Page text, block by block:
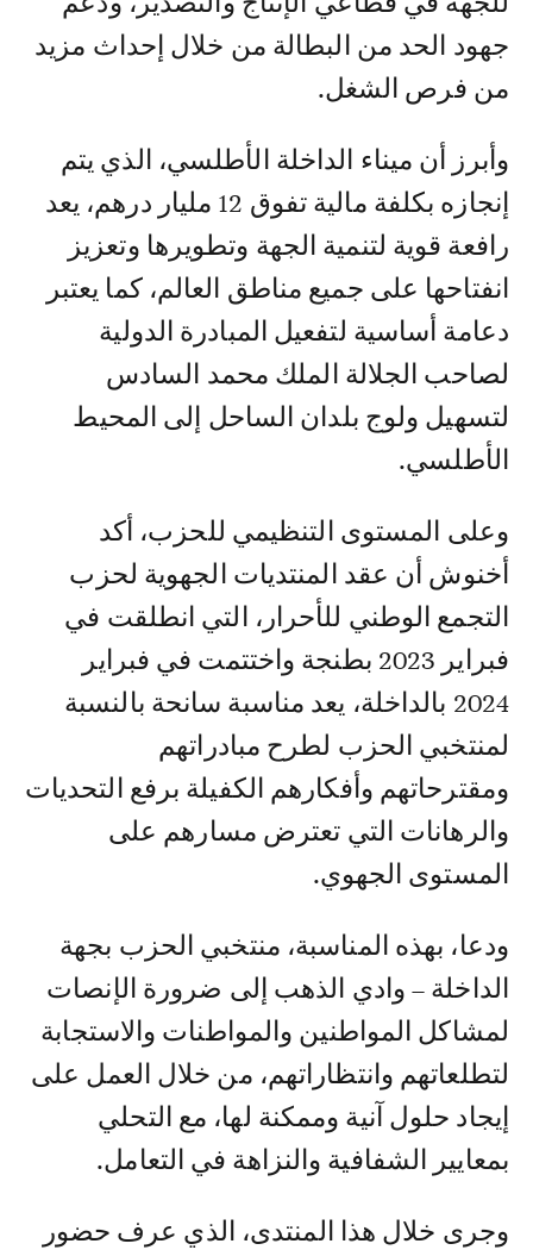
جهود الحد من البطالة من خلال إحداث مزيد
من فرص الشغل.
وأبرز أن ميناء الداخلة الأطلسي، الذي يتم
إنجازه بكلفة مالية تفوق 12 مليار درهم، يعد
رافعة قوية لتنمية الجهة وتطويرها وتعزيز
انفتاحها على جميع مناطق العالم، كما يعتبر
دعامة أساسية لتفعيل المبادرة الدولية
لصاحب الجلالة الملك محمد السادس
لتسهيل ولوج بلدان الساحل إلى المحيط
الأطلسي.
وعلى المستوى التنظيمي للحزب، أكد
أخنوش أن عقد المنتديات الجهوية لحزب
التجمع الوطني للأحرار، التي انطلقت في
فبراير 2023 بطنجة واختتمت في فبراير
2024 بالداخلة، يعد مناسبة سانحة بالنسبة
لمنتخبي الحزب لطرح مبادراتهم
ومقترحاتهم وأفكارهم الكفيلة برفع التحديات
والرهانات التي تعترض مسارهم على
المستوى الجهوي.
ودعا، بهذه المناسبة، منتخبي الحزب بجهة
الداخلة – وادي الذهب إلى ضرورة الإنصات
لمشاكل المواطنين والمواطنات والاستجابة
لتطلعاتهم وانتظاراتهم، من خلال العمل على
إيجاد حلول آنية وممكنة لها، مع التحلي
بمعايير الشفافية والنزاهة في التعامل.
وجرى خلال هذا المنتدى، الذي عرف حضور